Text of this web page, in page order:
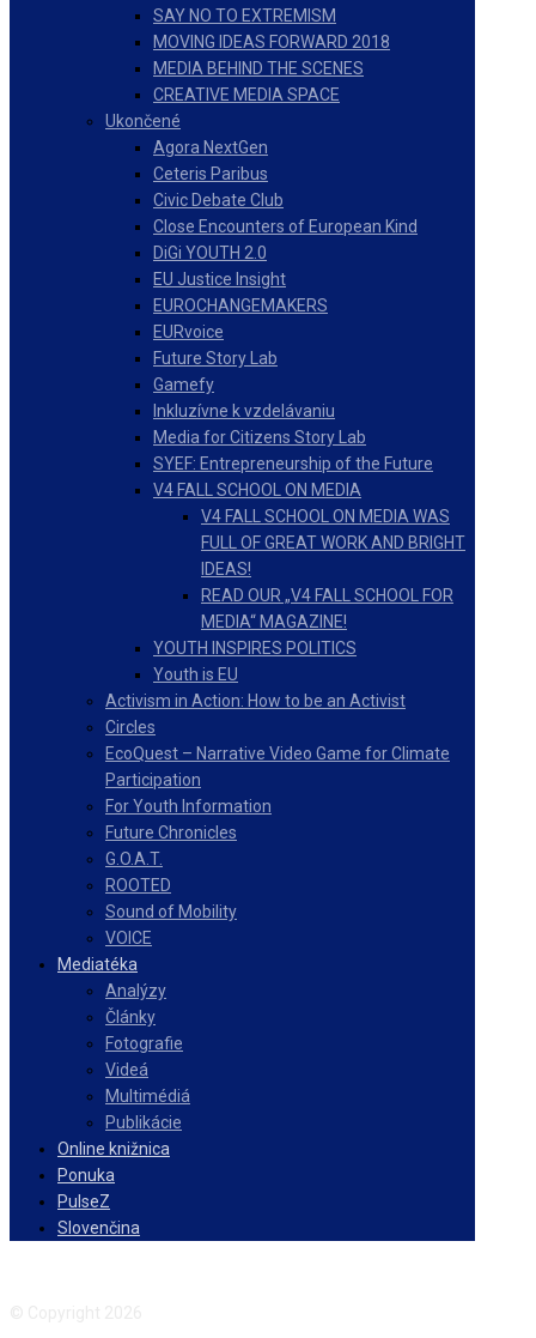
SAY NO TO EXTREMISM
MOVING IDEAS FORWARD 2018
MEDIA BEHIND THE SCENES
CREATIVE MEDIA SPACE
Ukončené
Agora NextGen
Ceteris Paribus
Civic Debate Club
Close Encounters of European Kind
DiGi YOUTH 2.0
EU Justice Insight
EUROCHANGEMAKERS
EURvoice
Future Story Lab
Gamefy
Inkluzívne k vzdelávaniu
Media for Citizens Story Lab
SYEF: Entrepreneurship of the Future
V4 FALL SCHOOL ON MEDIA
V4 FALL SCHOOL ON MEDIA WAS
FULL OF GREAT WORK AND BRIGHT
IDEAS!
READ OUR „V4 FALL SCHOOL FOR
MEDIA“ MAGAZINE!
YOUTH INSPIRES POLITICS
Youth is EU
Activism in Action: How to be an Activist
Circles
EcoQuest – Narrative Video Game for Climate
Participation
For Youth Information
Future Chronicles
G.O.A.T.
ROOTED
Sound of Mobility
VOICE
Mediatéka
Analýzy
Články
Fotografie
Videá
Multimédiá
Publikácie
Online knižnica
Ponuka
PulseZ
Slovenčina